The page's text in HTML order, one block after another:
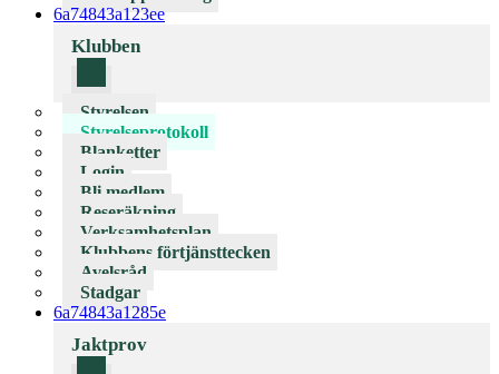
6a74843a123ee
Klubben
Styrelsen
Styrelseprotokoll
Blanketter
Login
Bli medlem
Reseräkning
Verksamhetsplan
Klubbens förtjänsttecken
Avelsråd
Stadgar
6a74843a1285e
Jaktprov